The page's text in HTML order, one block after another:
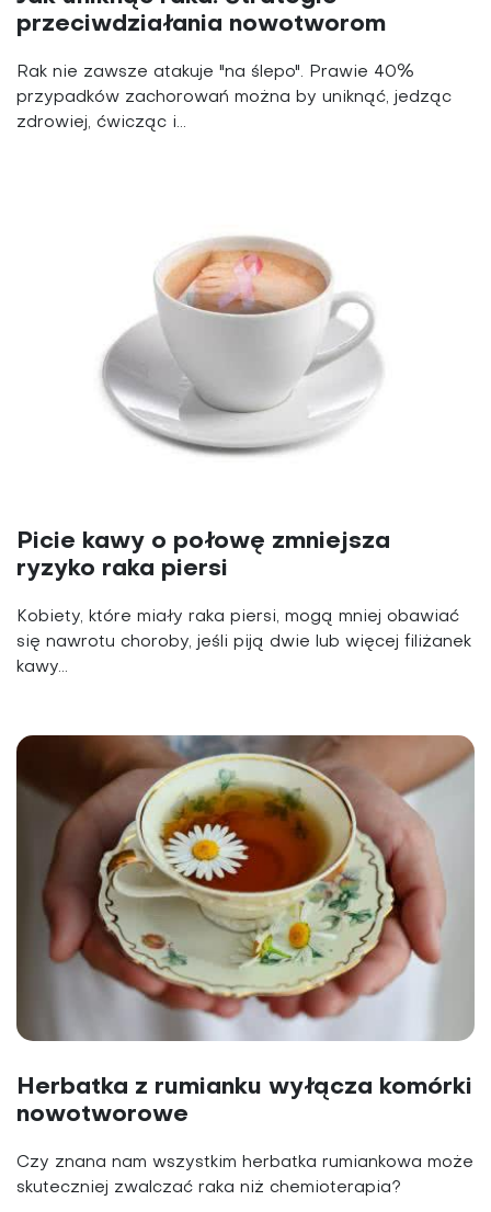
przeciwdziałania nowotworom
Rak nie zawsze atakuje "na ślepo". Prawie 40%
przypadków zachorowań można by uniknąć, jedząc
zdrowiej, ćwicząc i...
Picie kawy o połowę zmniejsza
ryzyko raka piersi
Kobiety, które miały raka piersi, mogą mniej obawiać
się nawrotu choroby, jeśli piją dwie lub więcej filiżanek
kawy...
Herbatka z rumianku wyłącza komórki
nowotworowe
Czy znana nam wszystkim herbatka rumiankowa może
skuteczniej zwalczać raka niż chemioterapia?